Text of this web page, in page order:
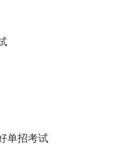
单招考试